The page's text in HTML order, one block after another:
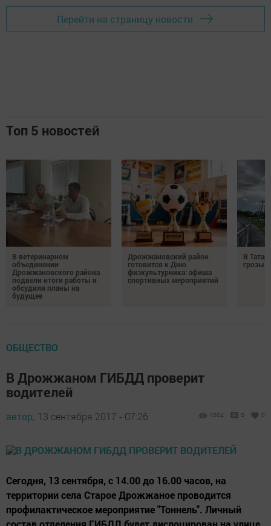
Перейти на страницу новости
Топ 5 новостей
В ветеринарном
объединении
Дрожжановского района
подвели итоги работы и
обсудили планы на
будущее
Дрожжановский район
готовится к Дню
физкультурника: афиша
спортивных мероприятий
В
грозы
ОБЩЕСТВО
В Дрожжаном ГИБДД проверит
водителей
автор, 13 сентября 2017 - 07:26 1004 0 0
Сегодня, 13 сентября, с 14.00 до 16.00 часов, на
территории села Старое Дрожжаное проводится
профилактическое мероприятие "Тоннель". Личный